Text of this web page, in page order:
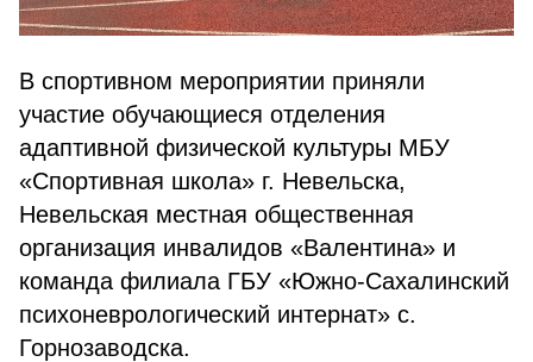
В спортивном мероприятии приняли
участие обучающиеся отделения
адаптивной физической культуры МБУ
«Спортивная школа» г. Невельска,
Невельская местная общественная
организация инвалидов «Валентина» и
команда филиала ГБУ «Южно-Сахалинский
психоневрологический интернат» с.
Горнозаводска.